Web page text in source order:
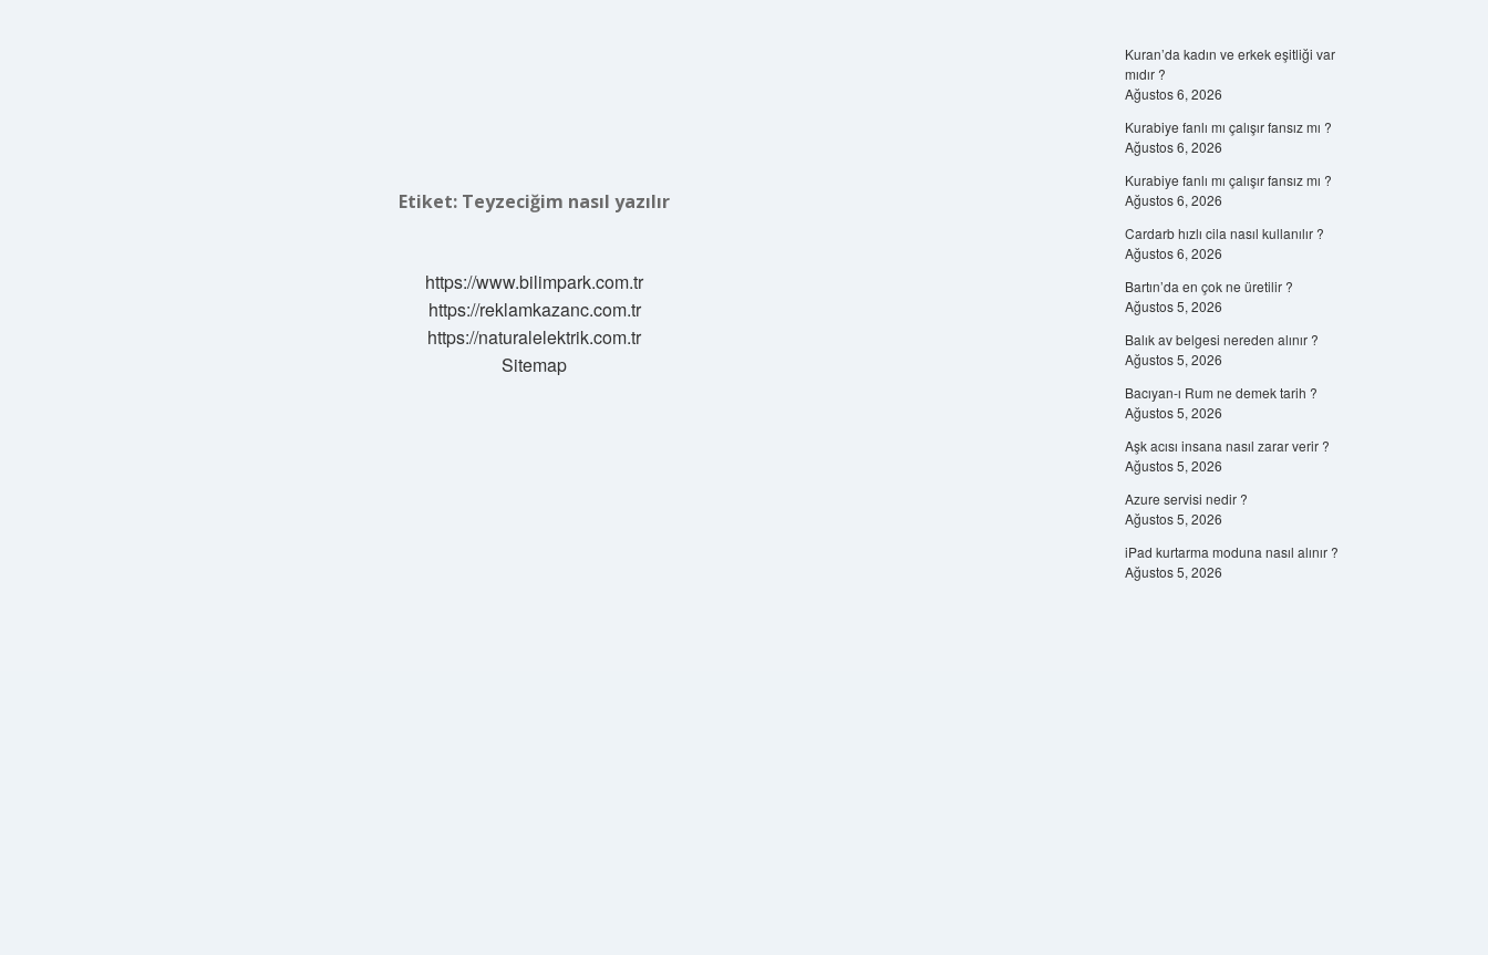
Etiket: Teyzeciğim nasıl yazılır
https://www.bilimpark.com.tr
https://reklamkazanc.com.tr
https://naturalelektrik.com.tr
Sitemap
Kuran’da kadın ve erkek eşitliği var
mıdır ?
Ağustos 6, 2026
Kurabiye fanlı mı çalışır fansız mı ?
Ağustos 6, 2026
Kurabiye fanlı mı çalışır fansız mı ?
Ağustos 6, 2026
Cardarb hızlı cila nasıl kullanılır ?
Ağustos 6, 2026
Bartın’da en çok ne üretilir ?
Ağustos 5, 2026
Balık av belgesi nereden alınır ?
Ağustos 5, 2026
Bacıyan-ı Rum ne demek tarih ?
Ağustos 5, 2026
Aşk acısı insana nasıl zarar verir ?
Ağustos 5, 2026
Azure servisi nedir ?
Ağustos 5, 2026
iPad kurtarma moduna nasıl alınır ?
Ağustos 5, 2026